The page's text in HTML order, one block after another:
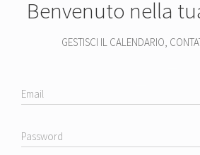
Benvenuto nella
GESTISCI IL CALENDARIO,